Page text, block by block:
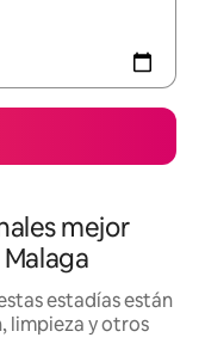
mejor
estadías están
limpieza y otros